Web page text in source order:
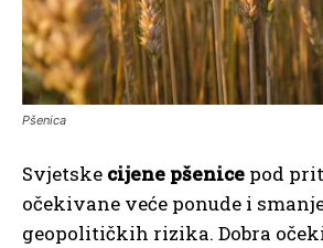
Pšenica
Svjetske cijene pšenice pod
očekivane veće ponude i
geopolitičkih rizika. Dobra